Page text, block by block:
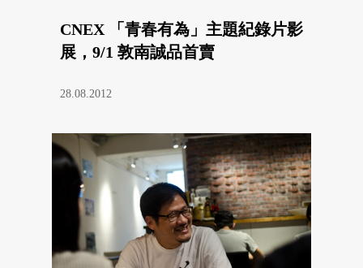
CNEX 「青春有為」主題紀錄片影
展，9/1 敦南誠品首賣
28.08.2012